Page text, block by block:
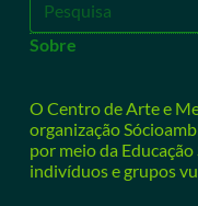
Sobre
O Centro de Arte e
organização
por meio da
indivíduos e grupos